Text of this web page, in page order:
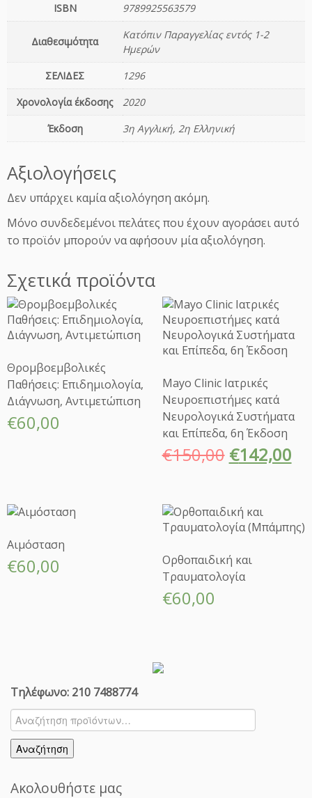
Κ
τ
ή
α
Μ
ο
κ
ή
Π
ρ
ο
έ
γ
γ
ι
σ
κ
ο
η
ISBN
9789925563579
Διαθεσιμότητα
Κατόπιν Παραγγελίας εντός 1-2
Ημερών
ΣΕΛΙΔΕΣ
1296
Χρονολογία έκδοσης
2020
Έκδοση
3η Αγγλική, 2η Ελληνική
Αξιολογήσεις
Δεν υπάρχει καμία αξιολόγηση ακόμη.
Μόνο συνδεδεμένοι πελάτες που έχουν αγοράσει αυτό
το προϊόν μπορούν να αφήσουν μία αξιολόγηση.
Σχετικά προϊόντα
Θρομβοεμβολικές
Παθήσεις: Επιδημιολογία,
Διάγνωση, Αντιμετώπιση
€60,00
Mayo Clinic Ιατρικές
Νευροεπιστήμες κατά
Νευρολογικά Συστήματα
και Επίπεδα, 6η Έκδοση
€150,00 €142,00
Αιμόσταση
€60,00
Ορθοπαιδική και
Τραυματολογία
€60,00
Τηλέφωνο: 210 7488774
Αναζήτηση
για:
Αναζήτηση
Ακολουθήστε μας